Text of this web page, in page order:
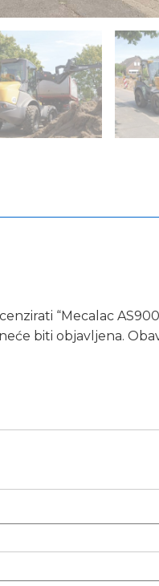
“Mecalac
biti objavljena.